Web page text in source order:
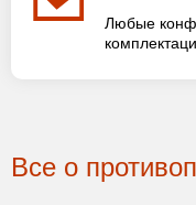
Любые
Все о